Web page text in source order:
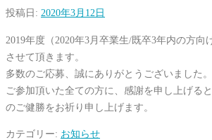
投稿日: 2020年3月12日
2019年度（2020年3月卒業生/既卒3年内の方向
させて頂きます。
多数のご応募、誠にありがとうございました。
ご参加頂いた全ての方に、感謝を申し上げる
のご健勝をお祈り申し上げます。
カテゴリー: お知らせ